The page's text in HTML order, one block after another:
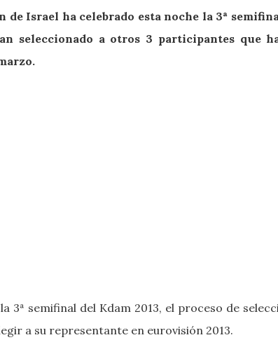
de Israel ha celebrado esta noche la 3ª
seleccionado a otros 3 participantes que
3ª semifinal del Kdam 2013, el proceso de
a su representante en eurovisión 2013.